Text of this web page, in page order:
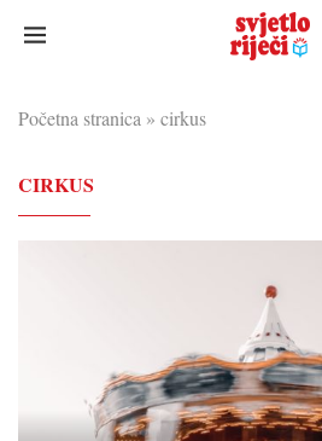
Početna stranica » cirkus
CIRKUS